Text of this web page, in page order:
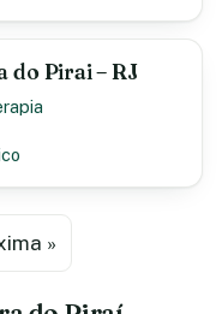
do Pirai – RJ
»